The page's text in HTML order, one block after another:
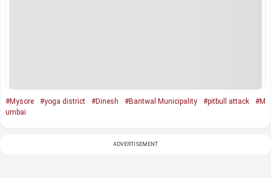
#Mysore #yoga district #Dinesh #Bantwal Municipality #pitbull attack
#M
umbai
ADVERTISEMENT